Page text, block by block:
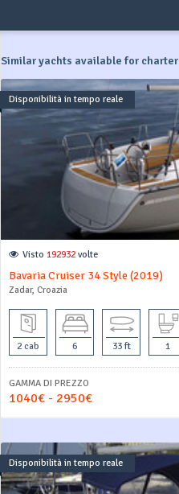
Similar yachts available for charter
Disponibilità in tempo reale
Visto 192932 volte
Bavaria Cruiser 34 Style (2019)
Zadar, Croazia
2 cab 6 33 ft 1
GAMMA DI PREZZO
1040€ - 2950€
Disponibilità in tempo reale